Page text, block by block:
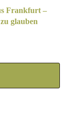
Frankfurt –
glauben